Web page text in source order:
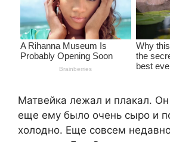
Матвейка лежал и плакал. Он
еще ему было очень сыро и
холодно. Еще совсем